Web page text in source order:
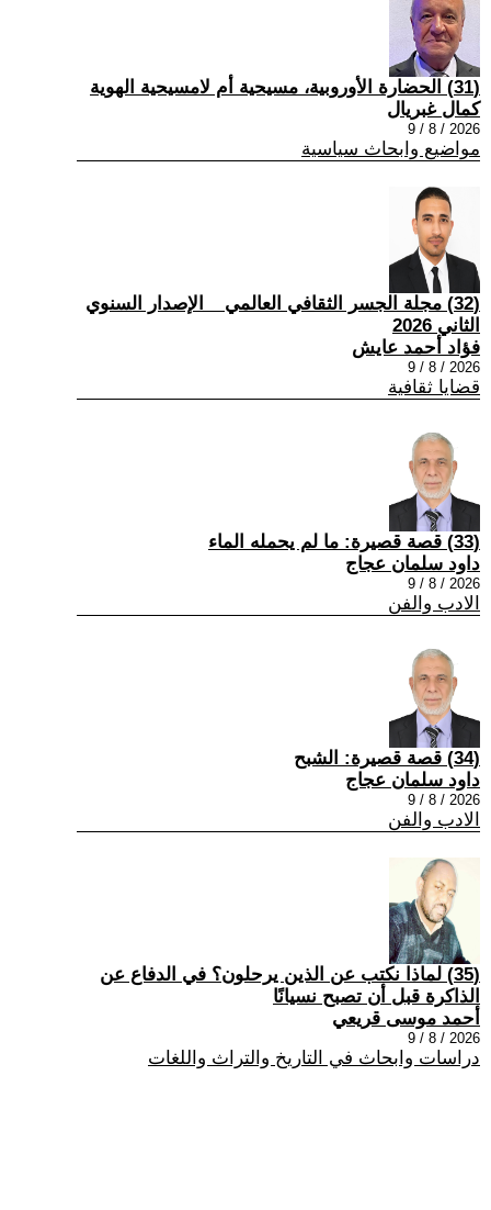
(31) الحضارة الأوروبية، مسيحية أم لامسيحية الهوية
كمال غبريال
2026 / 8 / 9
مواضيع وابحاث سياسية
(32) مجلة الجسر الثقافي العالمي _ الإصدار السنوي
الثاني 2026
فؤاد أحمد عايش
2026 / 8 / 9
قضايا ثقافية
(33) قصة قصيرة: ما لم يحمله الماء
داود سلمان عجاج
2026 / 8 / 9
الادب والفن
(34) قصة قصيرة: الشبح
داود سلمان عجاج
2026 / 8 / 9
الادب والفن
(35) لماذا نكتب عن الذين يرحلون؟ في الدفاع عن
الذاكرة قبل أن تصبح نسيانًا
أحمد موسى قريعي
2026 / 8 / 9
دراسات وابحاث في التاريخ والتراث واللغات